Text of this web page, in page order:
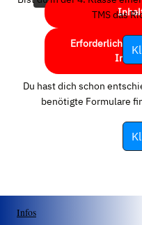
Erforderlichen
TMS das
Du hast dich schon
benötigte Formulare
Infos